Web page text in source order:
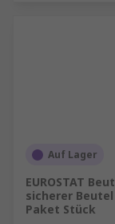
Auf Lager
EUROSTAT
sicherer Beutel
Paket Stück